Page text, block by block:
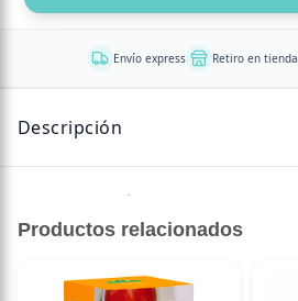
Envío express Retiro en tienda
Descripción
Sin descripción disponible.
Productos relacionados